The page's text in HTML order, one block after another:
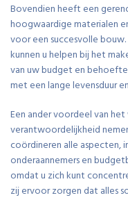
Bovendien heeft een
hoogwaardige materialen
voor een succesvolle
kunnen u helpen bij het
van uw budget en
met een lange levensduur
Een ander voordeel van
verantwoordelijkheid
coördineren alle aspecten,
onderaannemers en
omdat u zich kunt
zij ervoor zorgen dat alles